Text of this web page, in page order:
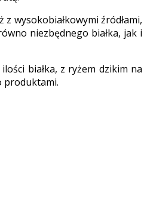
wysokobiałkowymi źródłami,
niezbędnego białka, jak i
białka, z ryżem dzikim na
produktami.